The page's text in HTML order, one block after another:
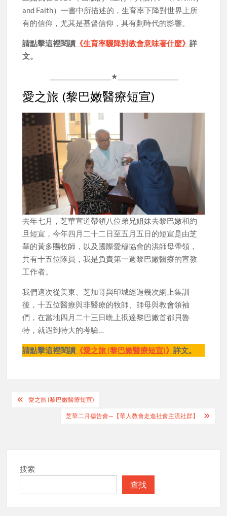
and Faith）一書中所描述的，生育率下降對世界上所
有的信仰，尤其是基督信仰，具有劃時代的影響。
請點擊這裡閱讀 《生育率驟降對教會意味著什麼》詳
文。
____________________★____________________
愛之旅 (黎巴嫩醫療短宣)
去年七月，芝華宣道帶領八位弟兄姐妹去黎巴嫩和約
旦短宣，今年四月二十二日至五月五日的短宣是由芝
華的黃多𧶽牧師，以及國際愛穆協會的洪師母帶領，
共有十五位隊員，我是負責第一週黎巴嫩醫療的宣教
工作者。
我們這次從美東、芝加哥與印城經過幾次網上集訓
後，十五位醫療與非醫療的牧師、師母與教會領袖
們，在當地四月二十三日晩上扺達黎巴嫩首都貝魯
特，就遇到特大的考驗…
請點擊這裡閱讀 《愛之旅 (黎巴嫩醫療短宣)》詳文。
Post
navigation
愛之旅 (黎巴嫩醫療短宣)
芝華二月禱告會—【華人教會走進社會主流社群】
搜索
查找